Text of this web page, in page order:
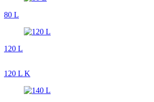
80 L
120 L
120 L K